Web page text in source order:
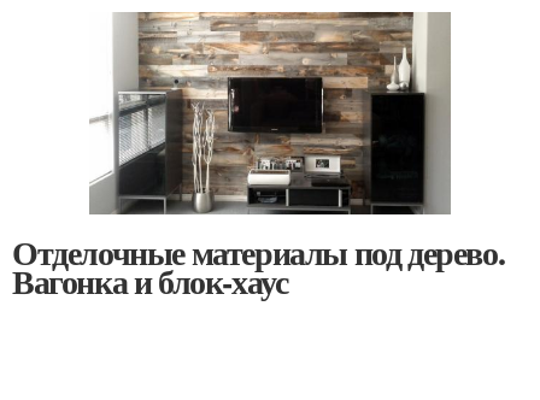
Отделочные материалы под дерево.
Вагонка и блок-хаус